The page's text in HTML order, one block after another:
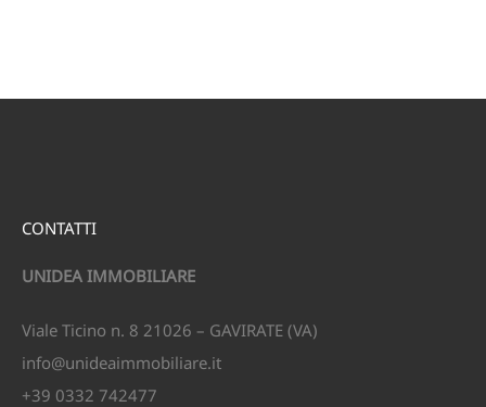
CONTATTI
UNIDEA IMMOBILIARE
Viale Ticino n. 8 21026 – GAVIRATE (VA)
info@unideaimmobiliare.it
+39 0332 742477